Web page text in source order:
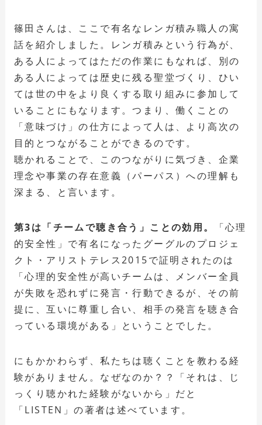
篠田さんは、ここで有名なレンガ積み職人の寓
話を紹介しました。レンガ積みという行為が、
ある人によってはただの作業にもなれば、別の
ある人によっては歴史に残る聖堂づくり、ひい
ては世の中をより良くする取り組みに参加して
いることにもなります。つまり、働くことの
「意味づけ」の仕方によって人は、より高次の
目的とつながることができるのです。
聴かれることで、このつながりに気づき、企業
理念や事業の存在意義（パーパス）への理解も
深まる、と言います。
第3は「チームで聴き合う」ことの効用。
「心理
的安全性」で有名になったグーグルのプロジェ
クト・アリストテレス2015で証明されたのは
「心理的安全性が高いチームは、メンバー全員
が失敗を恐れずに発言・行動できるが、その前
提に、互いに尊重し合い、相手の発言を聴き合
っている環境がある」ということでした。
にもかかわらず、私たちは聴くことを教わる経
験がありません。なぜなのか？？「それは、じ
っくり聴かれた経験がないから」だと
「LISTEN」の著者は述べています。